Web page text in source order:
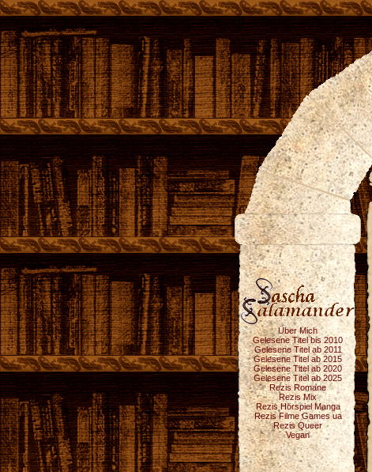
Über Mich
Gelesene Titel bis 2010
Gelesene Titel ab 2011
Gelesene Titel ab 2015
Gelesene Titel ab 2020
Gelesene Titel ab 2025
Rezis Romane
Rezis Mix
Rezis Hörspiel Manga
Rezis Filme Games ua
Rezis Queer
Vegan